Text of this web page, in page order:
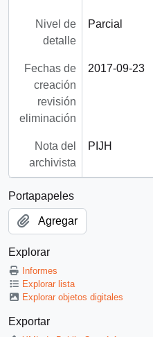
Nivel de
detalle
Parcial
Fechas de
creación
revisión
eliminación
2017-09-23
Nota del
archivista
PIJH
Portapapeles
Agregar
Explorar
Informes
Explorar lista
Explorar objetos digitales
Exportar